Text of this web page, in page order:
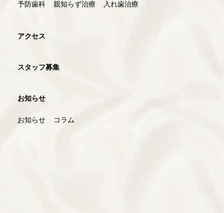
予防歯科 親知らず治療 入れ歯治療
アクセス
スタッフ募集
お知らせ
お知らせ コラム